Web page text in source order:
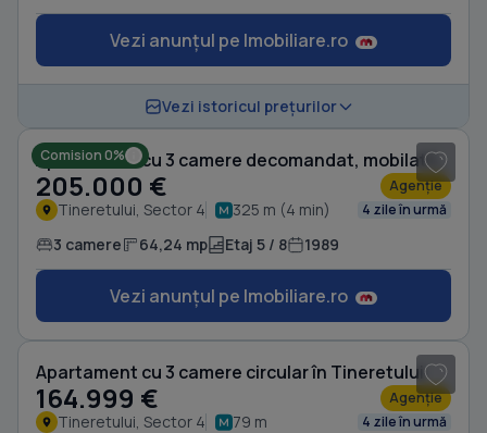
Vezi anunțul pe Imobiliare.ro
Vezi istoricul prețurilor
Comision 0% Apartament cu 3 camere decomandat, mobilat în Tineretului
205.000 € Agenție
Tineretului, Sector 4 325 m (4 min) 4 zile în urmă
3 camere 64,24 mp Etaj 5 / 8 1989
Vezi anunțul pe Imobiliare.ro
Apartament cu 3 camere circular în Tineretului
164.999 € Agenție
Tineretului, Sector 4 79 m 4 zile în urmă